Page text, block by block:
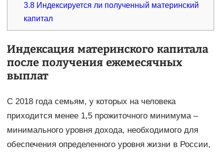
3.8 Индексируется ли полученный материнский
капитал
Индексация материнского капитала
после получения ежемесячных
выплат
С 2018 года семьям, у которых на человека
приходится менее 1,5 прожиточного минимума –
минимального уровня дохода, необходимого для
обеспечения определенного уровня жизни в России,